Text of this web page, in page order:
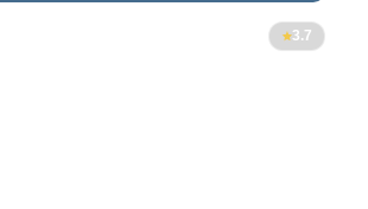
3.7